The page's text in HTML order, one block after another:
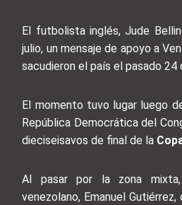
El futbolista inglés, Jude
julio, un mensaje de apoyo a
sacudieron el país el pasado 24
El momento tuvo lugar luego
República Democrática del
dieciseisavos de final de la
Al pasar por la zona
venezolano, Emanuel